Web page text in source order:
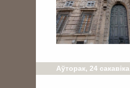
Аўторак, 24 сакавіка